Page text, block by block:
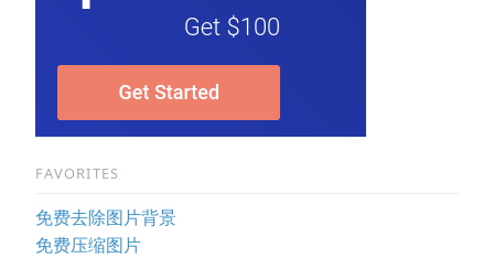
FAVORITES
免费去除图片背景
免费压缩图片